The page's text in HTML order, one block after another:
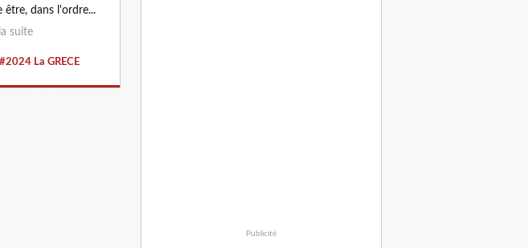
être, dans l'ordre...
suite
#2024 La GRECE
Publicité